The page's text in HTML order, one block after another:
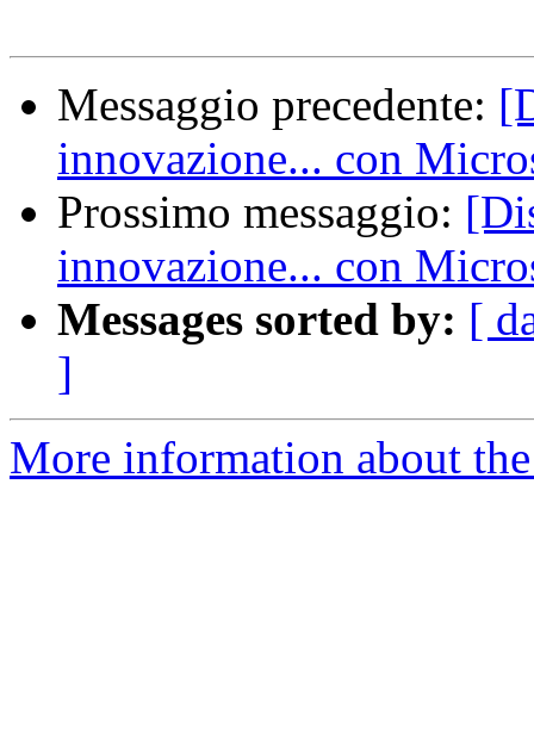
Messaggio precedente:
innovazione... con
Prossimo messaggio:
innovazione... con
Messages sorted by: [
]
More information about